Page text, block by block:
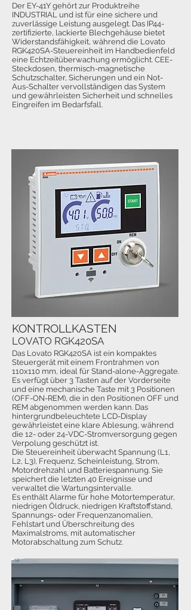
Der EY-41Y gehört zur Produktreihe
INDUSTRIAL und ist für eine sichere und
zuverlässige Leistung ausgelegt. Das IP44-
zertifizierte, lackierte Blechgehäuse bietet
Widerstandsfähigkeit, während die Lovato
RGK420SA-Steuereinheit im Handbedienfeld
eine Echtzeitüberwachung ermöglicht. CEE-
Steckdosen, thermisch-magnetische
Schutzschalter, Sicherungen und ein Not-
Aus-Schalter vervollständigen das System
und gewährleisten Sicherheit und schnelles
Eingreifen im Bedarfsfall.
Das Lovato RGK420SA ist ein kompaktes
Steuergerät mit einem Frontrahmen von
110x110 mm, ideal für Stand-alone-Aggregate.
Es verfügt über 3 Tasten auf der Vorderseite
und eine mechanische Taste mit 3 Positionen
(OFF-ON-REM), die in den Positionen OFF und
REM abgenommen werden kann. Das
hintergrundbeleuchtete LCD-Display
gewährleistet eine klare Ablesung, während
die 12- oder 24-VDC-Stromversorgung gegen
Verpolung geschützt ist.
Die Steuereinheit überwacht Spannung (L1,
L2, L3), Frequenz, Scheinleistung, Strom,
Motordrehzahl und Batteriespannung. Sie
speichert die letzten 40 Ereignisse und
verwaltet die Wartungsintervalle.
Es enthält Alarme für hohe Motortemperatur,
niedrigen Öldruck, niedrigen Kraftstoffstand,
Spannungs- oder Frequenzanomalien,
Fehlstart und Überschreitung des
Maximalstroms, mit automatischer
Motorabschaltung zum Schutz.
KONTROLLKASTEN
LOVATO RGK420SA